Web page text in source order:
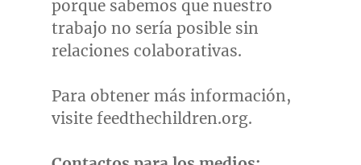
porque sabemos que nuestro
trabajo no sería posible sin
relaciones colaborativas.
Para obtener más información,
visite feedthechildren.org.